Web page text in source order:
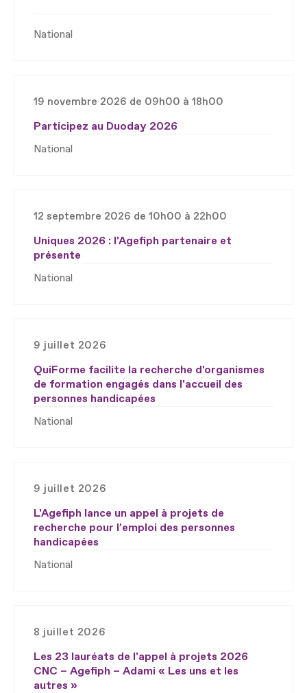
National
19 novembre 2026 de 09h00 à 18h00
Participez au Duoday 2026
National
12 septembre 2026 de 10h00 à 22h00
Uniques 2026 : l'Agefiph partenaire et
présente
National
9 juillet 2026
QuiForme facilite la recherche d'organismes
de formation engagés dans l'accueil des
personnes handicapées
National
9 juillet 2026
L'Agefiph lance un appel à projets de
recherche pour l’emploi des personnes
handicapées
National
8 juillet 2026
Les 23 lauréats de l’appel à projets 2026
CNC – Agefiph – Adami « Les uns et les
autres »